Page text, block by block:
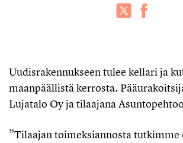
Uudisrakennukseen tulee kellari ja
maanpäällistä kerrosta.
Lujatalo Oy ja tilaajana
”Tilaajan toimeksiannosta tutkimme